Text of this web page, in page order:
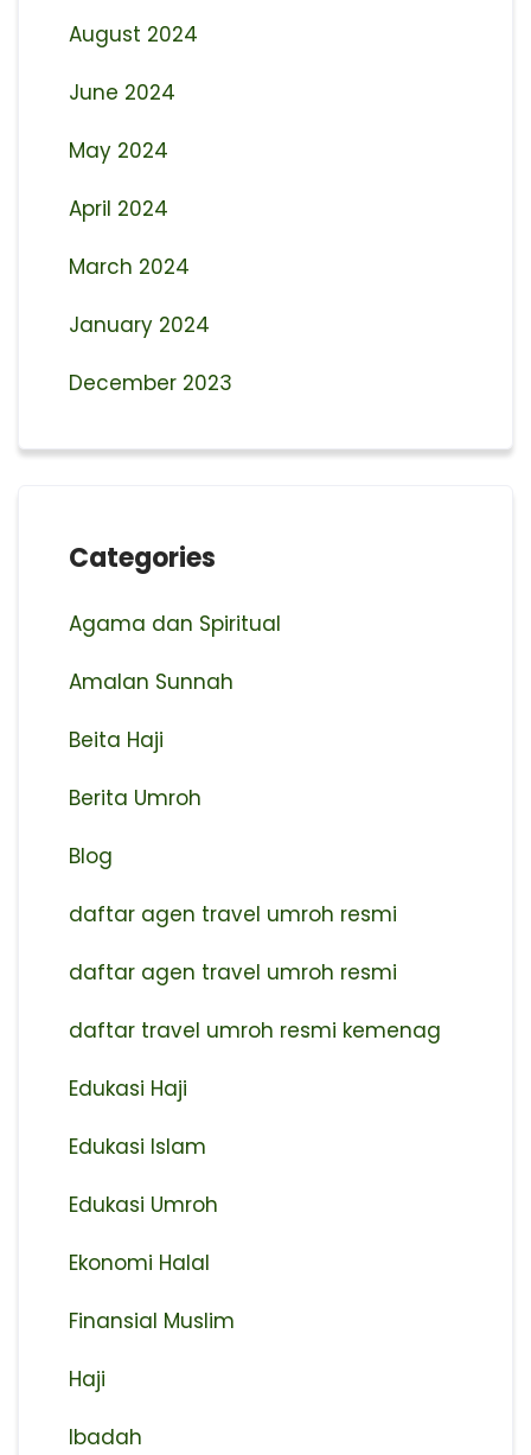
August 2024
June 2024
May 2024
April 2024
March 2024
January 2024
December 2023
Categories
Agama dan Spiritual
Amalan Sunnah
Beita Haji
Berita Umroh
Blog
daftar agen travel umroh resmi
⁠daftar agen travel umroh resmi
daftar travel umroh resmi kemenag
Edukasi Haji
Edukasi Islam
Edukasi Umroh
Ekonomi Halal
Finansial Muslim
Haji
Ibadah